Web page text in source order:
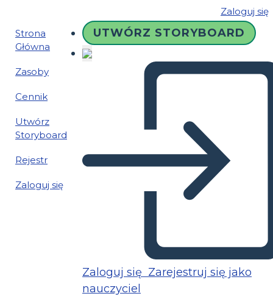
Zaloguj się
Strona
Główna
Zasoby
Cennik
Utwórz
Storyboard
Rejestr
Zaloguj się
UTWÓRZ STORYBOARD
Zaloguj się Zarejestruj się jako
nauczyciel